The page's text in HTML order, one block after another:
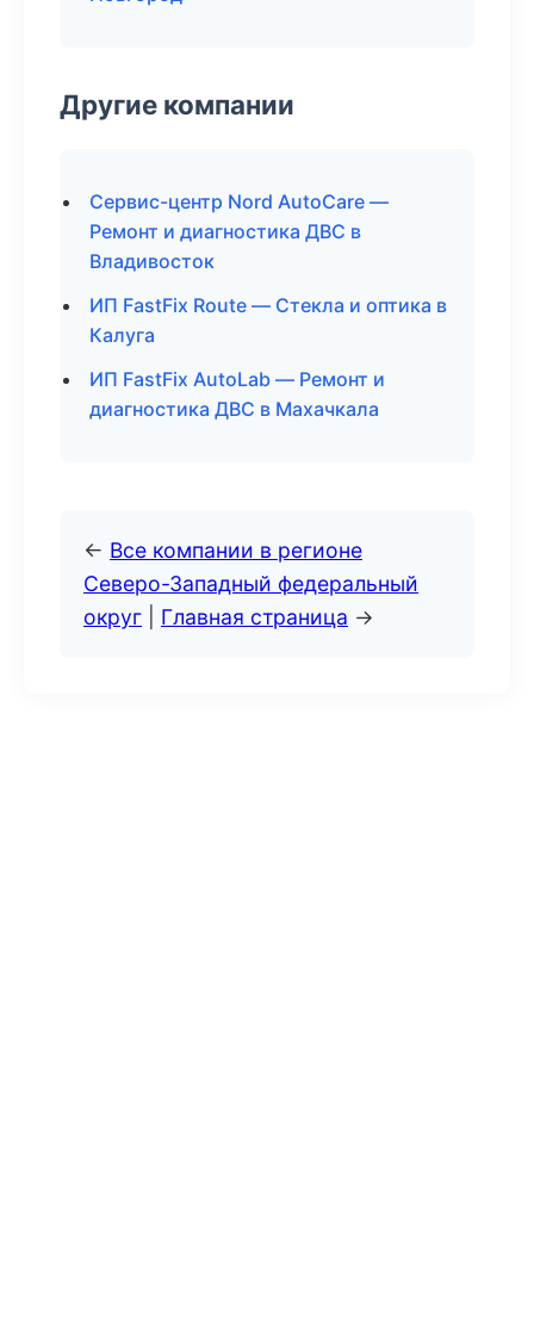
Другие компании
Сервис-центр Nord AutoCare —
Ремонт и диагностика ДВС в
Владивосток
ИП FastFix Route — Стекла и оптика в
Калуга
ИП FastFix AutoLab — Ремонт и
диагностика ДВС в Махачкала
← Все компании в регионе
Северо-Западный федеральный
округ
Главная страница →